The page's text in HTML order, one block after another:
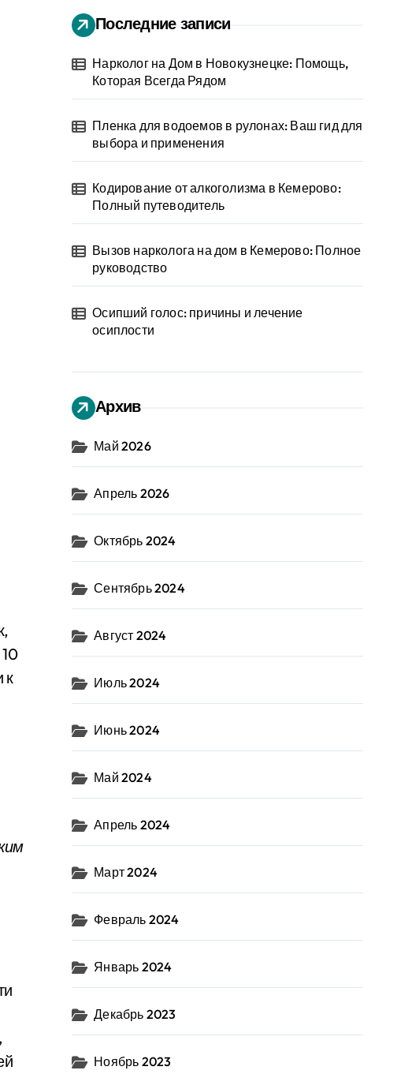
к
Последние записи
Нарколог на Дом в Новокузнецке: Помощь,
Которая Всегда Рядом
Пленка для водоемов в рулонах: Ваш гид для
выбора и применения
Кодирование от алкоголизма в Кемерово:
Полный путеводитель
Вызов нарколога на дом в Кемерово: Полное
руководство
Осипший голос: причины и лечение
осиплости
Архив
Май 2026
Апрель 2026
Октябрь 2024
Сентябрь 2024
Август 2024
Июль 2024
Июнь 2024
Май 2024
Апрель 2024
Март 2024
Февраль 2024
Январь 2024
Декабрь 2023
Ноябрь 2023